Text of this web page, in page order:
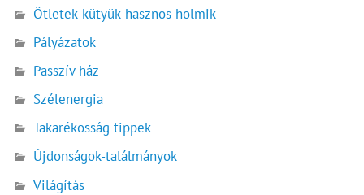
Ötletek-kütyük-hasznos holmik
Pályázatok
Passzív ház
Szélenergia
Takarékosság tippek
Újdonságok-találmányok
Világítás